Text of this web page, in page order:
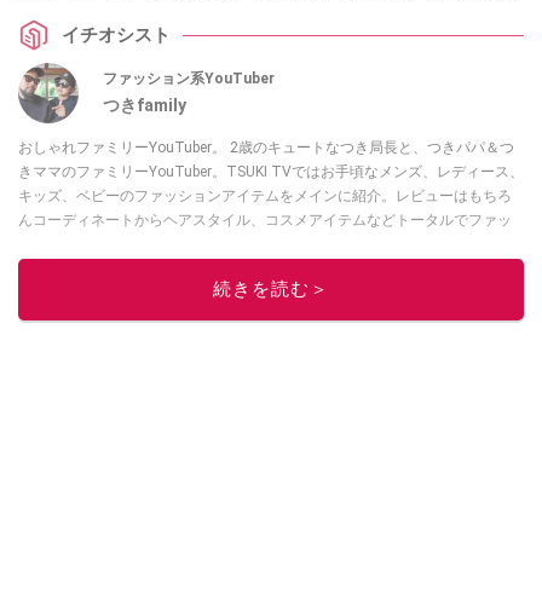
イチオシスト
ファッション系YouTuber
つきfamily
おしゃれファミリーYouTuber。 2歳のキュートなつき局長と、つきパパ＆つ
きママのファミリーYouTuber。TSUKI TVではお手頃なメンズ、レディース、
キッズ、ベビーのファッションアイテムをメインに紹介。レビューはもちろ
んコーディネートからヘアスタイル、コスメアイテムなどトータルでファッ
このイチオシストの他の記事を読む
続きを読む＞